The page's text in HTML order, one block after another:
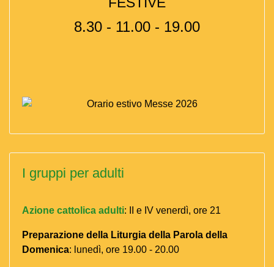
8.30 - 11.00 - 19.00
I gruppi per adulti
Azione cattolica adulti: II e IV venerdì, ore 21
Preparazione della Liturgia della Parola della
Domenica: lunedì, ore 19.00 - 20.00